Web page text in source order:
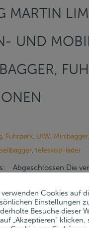
MARTIN
UND
, Fuhrpark, LKW, Minibagger
seilbagger, teleskop-lader
Abgeschlossen Die
abgeschlossen.
gepflegten
in einer Online-
verwenden Cookies auf
Einstellungen
Besuche dieser
auf „Akzeptieren“